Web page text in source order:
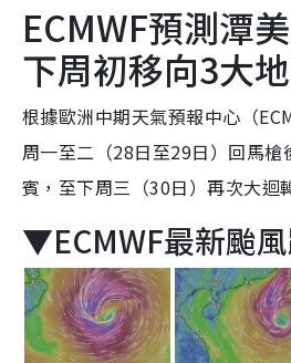
ECMWF預測潭
下周初移向3大
根據歐洲中期天氣預報中心（
周一至二（28日至29日）回馬槍
賓，至下周三（30日）再次大迴
▼ECMWF最新颱